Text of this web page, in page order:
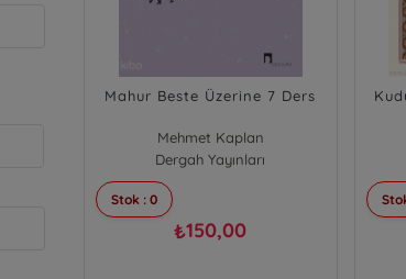
Mahur Beste Üzerine 7 Ders
Mehmet Kaplan
Dergah Yayınları
Stok : 0
₺150,00